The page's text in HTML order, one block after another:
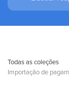
Todas as coleções
Importação de